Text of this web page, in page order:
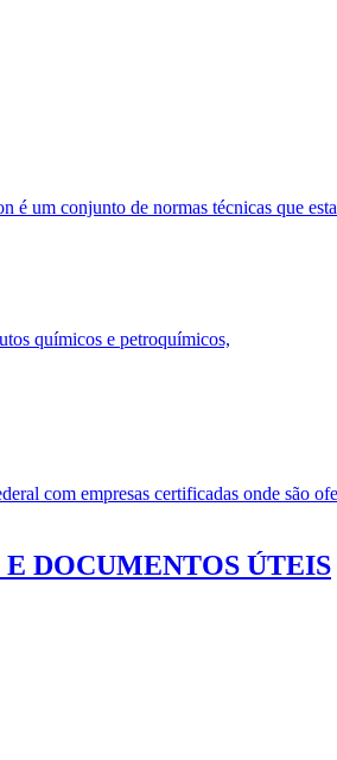
um conjunto de normas técnicas que
químicos e petroquímicos,
com empresas certificadas onde
DOCUMENTOS ÚTEIS